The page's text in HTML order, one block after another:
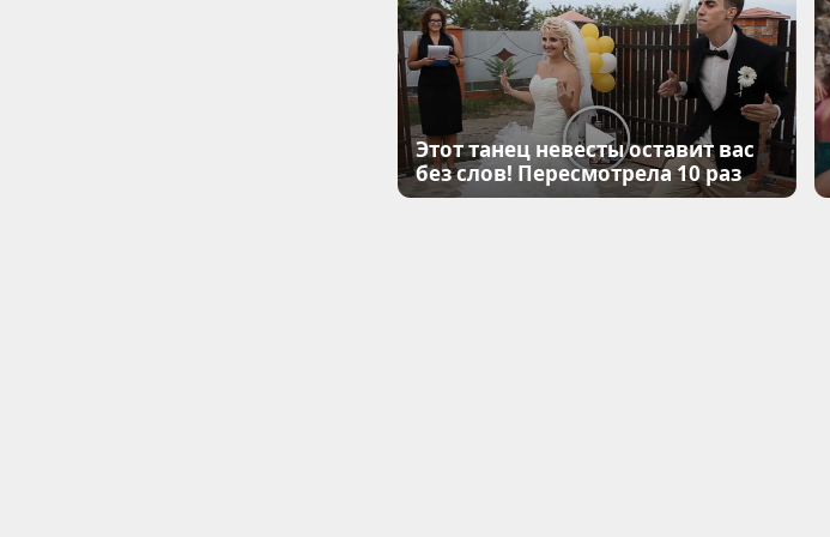
Этот танец невесты оставит вас
без слов! Пересмотрела 10 раз